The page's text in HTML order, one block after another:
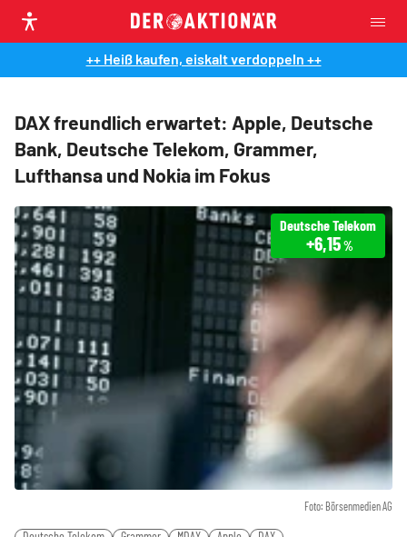
++ Heiß kaufen, eiskalt verdoppeln ++
DAX freundlich erwartet: Apple, Deutsche
Bank, Deutsche Telekom, Grammer,
Lufthansa und Nokia im Fokus
Foto: Börsenmedien AG
Deutsche Telekom
+6,15%